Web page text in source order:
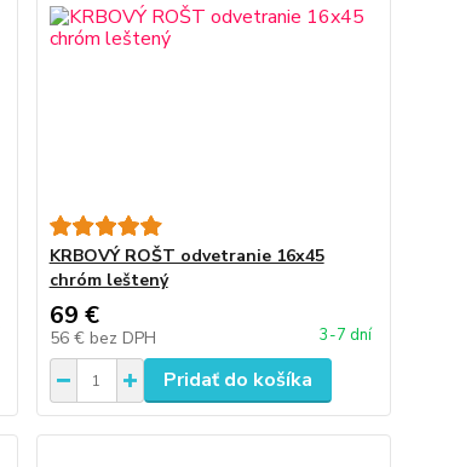
KRBOVÝ ROŠT odvetranie 16x45
chróm leštený
69 €
56 € bez DPH 3-7 dní
Pridať do košíka